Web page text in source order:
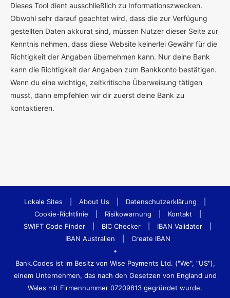
Dieses Tool dient ausschließlich zu Informationszwecken.
Obwohl sehr darauf geachtet wird, dass die zur Verfügung
gestellten Daten akkurat sind, müssen Nutzer dieser Seite zur
Kenntnis nehmen, dass diese Website keinerlei Gewähr für die
Richtigkeit der Angaben übernehmen kann. Nur deine Bank
kann die Richtigkeit der Angaben zum Bankkonto bestätigen.
Wenn du eine wichtige, zeitkritische Überweisung tätigen
musst, dann empfehlen wir dir zuerst deine Bank zu
kontaktieren.
Lokale Sites About Us Datenschutzerklärung
Cookie-Richtlinie
Risikowarnung Kontakt
SWIFT Code Finder
BIC Checker IBAN Validator
IBAN Australien
Create IBAN
•
Bank.Codes ist im Besitz von Wise Payments Ltd. ("We", "US"),
einem Unternehmen, das nach den Gesetzen von England und
Wales mit Firmennummer 07209813 gegründet wurde.